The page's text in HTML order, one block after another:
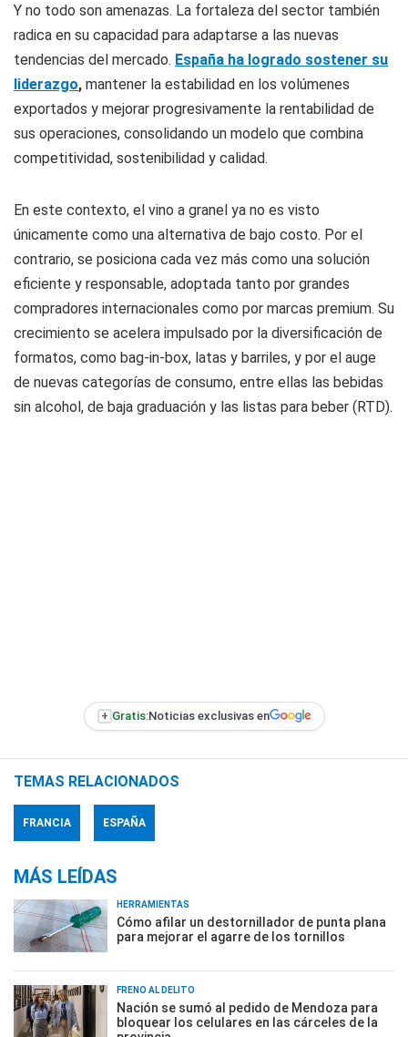
Y no todo son amenazas. La fortaleza del sector también
radica en su capacidad para adaptarse a las nuevas
tendencias del mercado. España ha logrado sostener su
liderazgo, mantener la estabilidad en los volúmenes
exportados y mejorar progresivamente la rentabilidad de
sus operaciones, consolidando un modelo que combina
competitividad, sostenibilidad y calidad.
En este contexto, el vino a granel ya no es visto
únicamente como una alternativa de bajo costo. Por el
contrario, se posiciona cada vez más como una solución
eficiente y responsable, adoptada tanto por grandes
compradores internacionales como por marcas premium. Su
crecimiento se acelera impulsado por la diversificación de
formatos, como bag-in-box, latas y barriles, y por el auge
de nuevas categorías de consumo, entre ellas las bebidas
sin alcohol, de baja graduación y las listas para beber (RTD).
+ Gratis:Noticias exclusivas en
TEMAS RELACIONADOS
FRANCIA ESPAÑA
MÁS LEÍDAS
HERRAMIENTAS
Cómo afilar un destornillador de punta plana
para mejorar el agarre de los tornillos
FRENO AL DELITO
Nación se sumó al pedido de Mendoza para
bloquear los celulares en las cárceles de la